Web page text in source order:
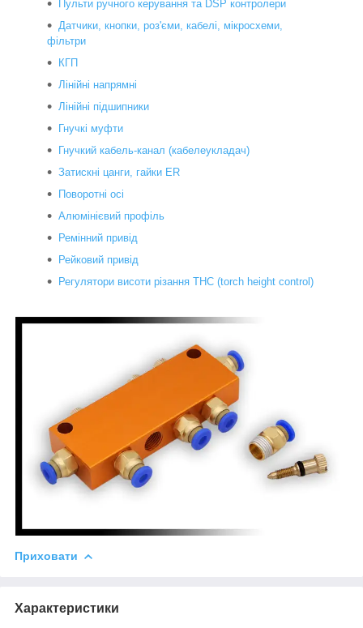
Пульти ручного керування та DSP контролери
Датчики, кнопки, роз'єми, кабелі, мікросхеми,
фільтри
КГП
Лінійні напрямні
Лінійні підшипники
Гнучкі муфти
Гнучкий кабель-канал (кабелеукладач)
Затискні цанги, гайки ER
Поворотні осі
Алюмінієвий профіль
Ремінний привід
Рейковий привід
Регулятори висоти різання THC (torch height control)
Приховати
Характеристики